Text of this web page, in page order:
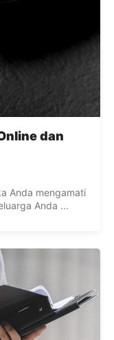
dan
Anda mengamati
Anda ...